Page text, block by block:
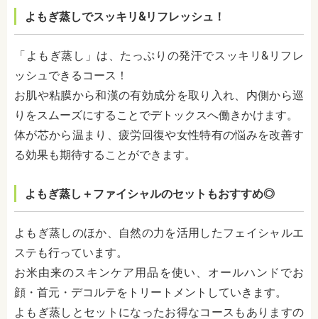
よもぎ蒸しでスッキリ&リフレッシュ！
「よもぎ蒸し」は、たっぷりの発汗でスッキリ&リフレ
ッシュできるコース！
お肌や粘膜から和漢の有効成分を取り入れ、内側から巡
りをスムーズにすることでデトックスへ働きかけます。
体が芯から温まり、疲労回復や女性特有の悩みを改善す
る効果も期待することができます。
よもぎ蒸し＋ファイシャルのセットもおすすめ◎
よもぎ蒸しのほか、自然の力を活用したフェイシャルエ
ステも行っています。
お米由来のスキンケア用品を使い、オールハンドでお
顔・首元・デコルテをトリートメントしていきます。
よもぎ蒸しとセットになったお得なコースもありますの